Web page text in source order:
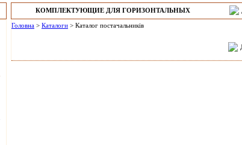
КОМПЛЕКТУЮЩИЕ ДЛЯ ГОРИЗОНТАЛЬНЫХ
ДЕРЕВЯННЫХ ЖАЛЮЗИ ЛЬВОВ.
Головна > Каталоги > Каталог постачальників